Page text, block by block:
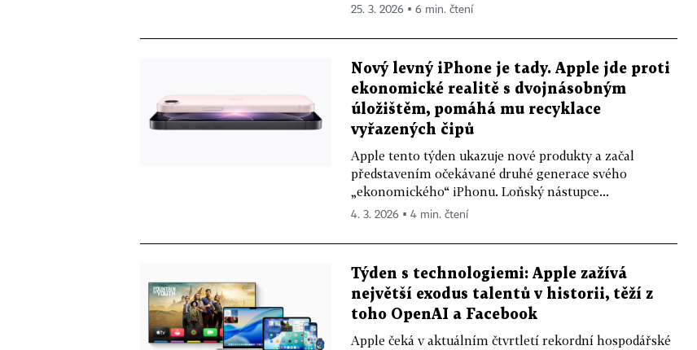
25. 3. 2026 ▪ 6 min. čtení
Nový levný iPhone je tady. Apple jde proti
ekonomické realitě s dvojnásobným
úložištěm, pomáhá mu recyklace
vyřazených čipů
Apple tento týden ukazuje nové produkty a začal
představením očekávané druhé generace svého
„ekonomického“ iPhonu. Loňský nástupce...
4. 3. 2026 ▪ 4 min. čtení
Týden s technologiemi: Apple zažívá
největší exodus talentů v historii, těží z
toho OpenAI a Facebook
Apple čeká v aktuálním čtvrtletí rekordní hospodářské